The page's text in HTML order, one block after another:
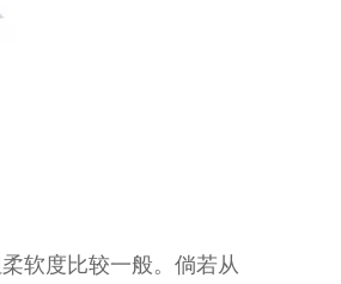
软度比较一般。倘若从